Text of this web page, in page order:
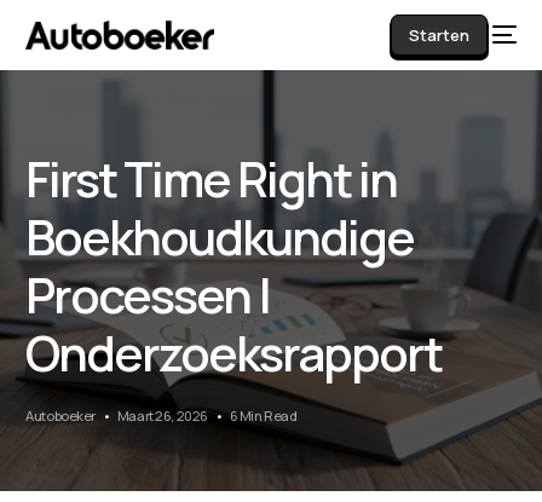
Starten
First Time Right in
Boekhoudkundige
Processen |
Onderzoeksrapport
Autoboeker Maart 26, 2026 6 Min Read
AI